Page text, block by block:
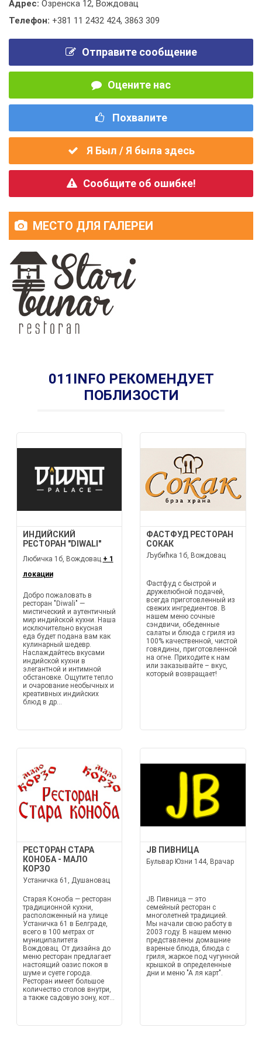
Адрес: Озренска 12, Вождовац
Телефон: +381 11 2432 424, 3863 309
Отправите сообщение
Оцените нас
Похвалите
Я Был / Я была здесь
Сообщите об ошибке!
МЕСТО ДЛЯ ГАЛЕРЕИ
011INFO РЕКОМЕНДУЕТ
ПОБЛИЗОСТИ
ИНДИЙСКИЙ
РЕСТОРАН "DIWALI"
Любичка 1б, Вождовац + 1
локации
Добро пожаловать в
ресторан "Diwali" —
мистический и аутентичный
мир индийской кухни. Наша
исключительно вкусная
еда будет подана вам как
кулинарный шедевр.
Наслаждайтесь вкусами
индийской кухни в
элегантной и интимной
обстановке. Ощутите тепло
и очарование необычных и
креативных индийских
блюд в др...
ФАСТФУД РЕСТОРАН
СОКАК
Љубићка 1б, Вождовац
Фастфуд с быстрой и
дружелюбной подачей,
всегда приготовленный из
свежих ингредиентов. В
нашем меню сочные
сэндвичи, обеденные
салаты и блюда с гриля из
100% качественной, чистой
говядины, приготовленной
на огне. Приходите к нам
или заказывайте – вкус,
который возвращает!
РЕСТОРАН СТАРА
КОНОБА - МАЛО
КОРЗО
Устаничка 61, Душановац
Старая Коноба — ресторан
традиционной кухни,
расположенный на улице
Устаничка 61 в Белграде,
всего в 100 метрах от
муниципалитета
Вождовац. От дизайна до
меню ресторан предлагает
настоящий оазис покоя в
шуме и суете города.
Ресторан имеет большое
количество столов внутри,
а также садовую зону, кот...
JB ПИВНИЦА
Бульвар Юзни 144, Врачар
JB Пивница — это
семейный ресторан с
многолетней традицией.
Мы начали свою работу в
2003 году. В нашем меню
представлены домашние
вареные блюда, блюда с
гриля, жаркое под чугунной
крышкой в определенные
дни и меню "А ля карт".